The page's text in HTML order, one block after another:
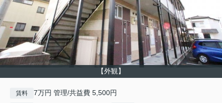
【外観】
賃料 7万円 管理/共益費 5,500円